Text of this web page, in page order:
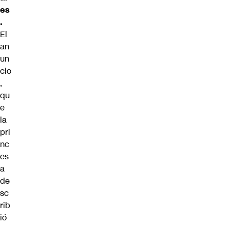
es
.
El
an
un
cio
,
qu
e
la
pri
nc
es
a
de
sc
rib
ió